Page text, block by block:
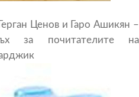
Ценов и Гаро Ашикян –
за почитателите на